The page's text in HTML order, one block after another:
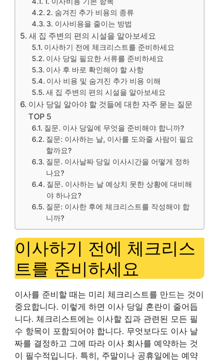
2. 숨겨진 추가 비용의 종류
3. 이사비용을 줄이는 방법
새 집 주변의 편의 시설을 알아보세요
이사하기 전에 체크리스트를 준비하세요
이사 당일 필요한 서류를 준비하세요
이사 후 바로 확인해야 할 사항
이사 비용 및 숨겨진 추가 비용 이해
새 집 주변의 편의 시설을 알아보세요
이사 당일 알아야 할 것들에 대한 자주 묻는 질문
TOP 5
질문. 이사 당일에 무엇을 준비해야 합니까?
질문: 이사하는 날, 이사를 도와줄 사람이 필요
할까요?
질문. 이사날짜 당일 이사시간을 어떻게 정하
나요?
질문. 이사하는 날 예상치 못한 상황에 대비해
야 하나요?
질문: 이사한 후에 체크리스트를 작성해야 합
니까?
이사하기 전에 체크리스
트를 준비하세요
이사를 준비할 때는 미리 체크리스트를 만드는 것이
중요합니다. 이렇게 하면 이사 당일 혼란이 줄어듭
니다. 체크리스트에는 이사할 집과 관련된 모든 필
수 항목이 포함되어야 합니다. 무엇보다도 이사 날
짜를 결정하고 그에 따라 이사 회사를 예약하는 것
이 필수적입니다. 특히, 주말이나 공휴일에는 예약